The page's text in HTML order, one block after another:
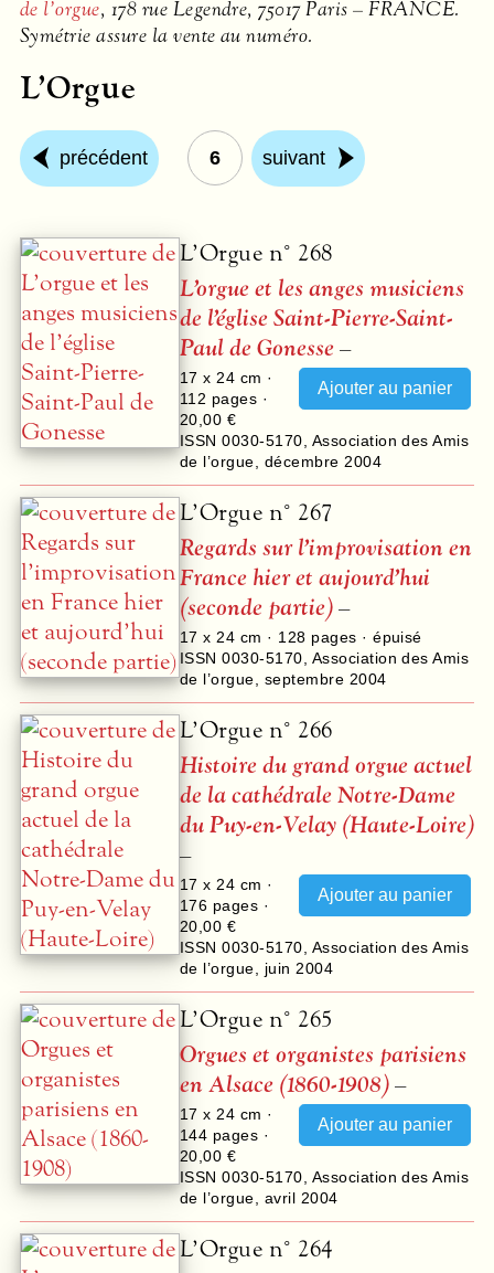
de l’orgue, 178 rue Legendre, 75017 Paris –FRANCE.
Symétrie assure la vente au numéro.
L’Orgue
précédent 6 suivant
L’Orgue n° 268
L’orgue et les anges musiciens
de l’église Saint-Pierre-Saint-
Paul de Gonesse –
17 x 24 cm ·
112 pages ·
20,00 €
ISSN 0030-5170 Association des Amis
de l’orgue
décembre 2004
L’Orgue n° 267
Regards sur l’improvisation en
France hier et aujourd’hui
(seconde partie)–
17 x 24 cm · 128 pages · épuisé
ISSN 0030-5170 Association des Amis
de l’orgue
septembre 2004
L’Orgue n° 266
Histoire du grand orgue actuel
de la cathédrale Notre-Dame
du Puy-en-Velay (Haute-Loire)
–
17 x 24 cm ·
176 pages ·
20,00 €
ISSN 0030-5170 Association des Amis
de l’orgue
juin 2004
L’Orgue n° 265
Orgues et organistes parisiens
en Alsace (1860-1908)–
17 x 24 cm ·
144 pages ·
20,00 €
ISSN 0030-5170 Association des Amis
de l’orgue
avril 2004
L’Orgue n° 264